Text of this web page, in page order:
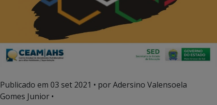
Publicado em 03 set 2021 • por Adersino Valensoela
Gomes Junior •